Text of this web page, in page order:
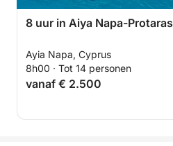
8 uur in Aiya Napa-Protaras
Ayia Napa, Cyprus
8h00 · Tot 14 personen
vanaf € 2.500